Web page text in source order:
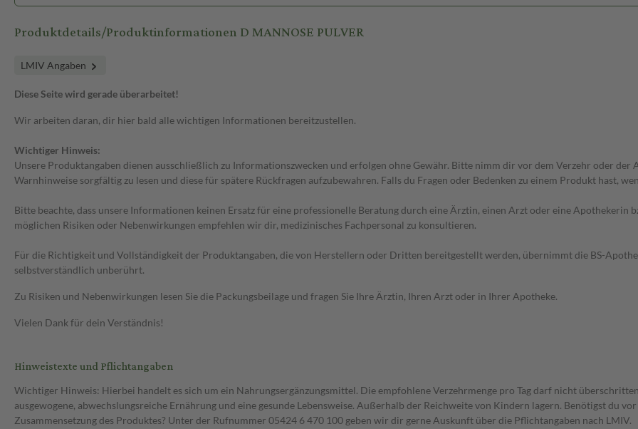
Produktdetails/Produktinformationen D MANNOSE PULVER
LMIV Angaben
Diese Seite wird gerade überarbeitet!
Wir arbeiten daran, dir hier bald alle wichtigen Informationen bereitzustellen.
Wichtiger Hinweis:
Unsere Produktangaben dienen ausschließlich zu Informationszwecken und erfolgen ohne Gewähr. Bitte nimm dir vor dem Verzehr oder
Warnhinweise sorgfältig zu lesen und diese für spätere Rückfragen aufzubewahren. Falls du Fragen oder Bedenken zu einem Produkt hast,
Bitte beachte, dass unsere Informationen keinen Ersatz für eine professionelle Beratung durch eine Ärztin, einen Arzt oder eine Apothekerin
möglichen Risiken oder Nebenwirkungen empfehlen wir dir, medizinisches Fachpersonal zu konsultieren.
Für die Richtigkeit und Vollständigkeit der Produktangaben, die von Herstellern oder Dritten bereitgestellt werden, übernimmt die BS-
selbstverständlich unberührt.
Zu Risiken und Nebenwirkungen lesen Sie die Packungsbeilage und fragen Sie Ihre Ärztin, Ihren Arzt oder in Ihrer Apotheke.
Vielen Dank für dein Verständnis!
Hinweistexte und Pflichtangaben
Wichtiger Hinweis: Hierbei handelt es sich um ein Nahrungsergänzungsmittel. Die empfohlene Verzehrmenge pro Tag darf nicht
ausgewogene, abwechslungsreiche Ernährung und eine gesunde Lebensweise. Außerhalb der Reichweite von Kindern lagern. Benötigst du
Zusammensetzung des Produktes? Unter der Rufnummer 05424 6 470 100 geben wir dir gerne Auskunft über die Pflichtangaben nach LMIV.